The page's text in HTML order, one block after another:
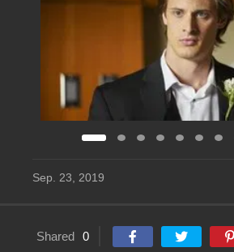
Sep. 23, 2019
Shared 0